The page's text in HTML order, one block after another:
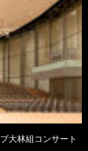
大林組コンサート